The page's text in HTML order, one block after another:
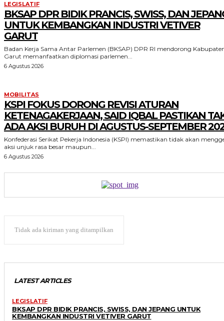
LEGISLATIF
BKSAP DPR BIDIK PRANCIS, SWISS, DAN
UNTUK KEMBANGKAN INDUSTRI VETIVER
GARUT
Badan Kerja Sama Antar Parlemen (BKSAP) DPR RI mendorong
Garut memanfaatkan diplomasi parlemen...
6 Agustus 2026
MOBILITAS
KSPI FOKUS DORONG REVISI ATURAN
KETENAGAKERJAAN, SAID IQBAL PASTIKAN
ADA AKSI BURUH DI AGUSTUS-SEPTEMBER
Konfederasi Serikat Pekerja Indonesia (KSPI) memastikan tidak akan
aksi unjuk rasa besar maupun...
6 Agustus 2026
Tidak ada kiriman yang ditampilkan
LATEST ARTICLES
LEGISLATIF
BKSAP DPR BIDIK PRANCIS, SWISS, DAN JEPANG UNTUK
KEMBANGKAN INDUSTRI VETIVER GARUT